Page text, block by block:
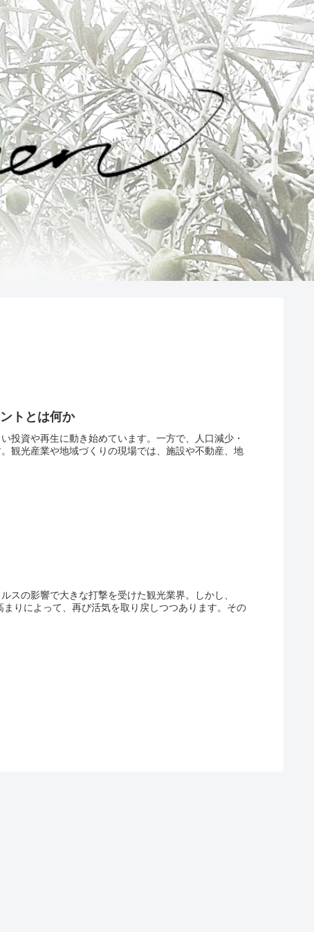
トとは何か
投資や再生に動き始めています。一方で、人口減少・
観光産業や地域づくりの現場では、施設や不動産、地
スの影響で大きな打撃を受けた観光業界。しかし、
りによって、再び活気を取り戻しつつあります。その